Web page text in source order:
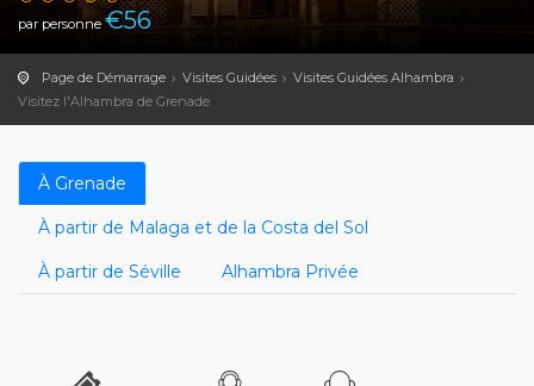
par personne €56
Page de Démarrage Visites Guidées
Visites Guidées Alhambra
Visitez l'Alhambra de Grenade
À Grenade
À partir de Malaga et de la Costa del Sol
À partir de Séville Alhambra Privée